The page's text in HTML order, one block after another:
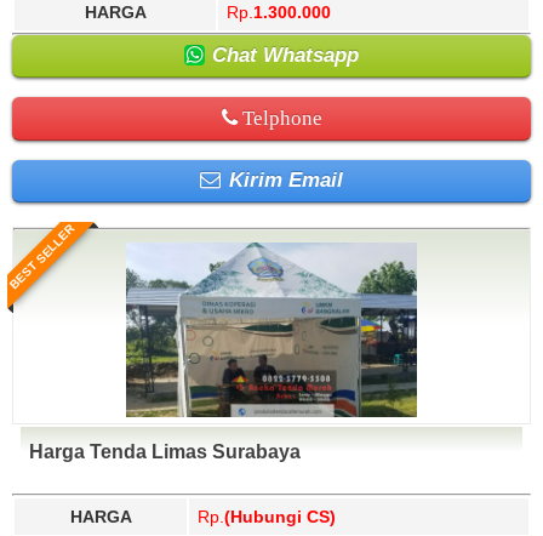
HARGA Rp. 1.300.000
Chat Whatsapp
Telphone
Kirim Email
BEST SELLER
Harga Tenda Limas Surabaya
HARGA Rp. (Hubungi CS)